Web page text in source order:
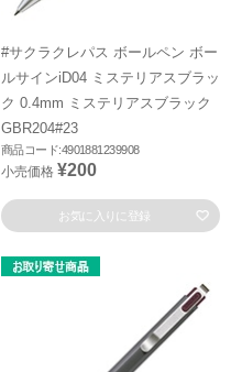
#サクラクレパス ボールペン ボー
ルサインiD04 ミステリアスブラッ
ク 0.4mm ミステリアスブラック
GBR204#23
商品コード:4901881239908
小売価格 ¥200
お気に入りに登録